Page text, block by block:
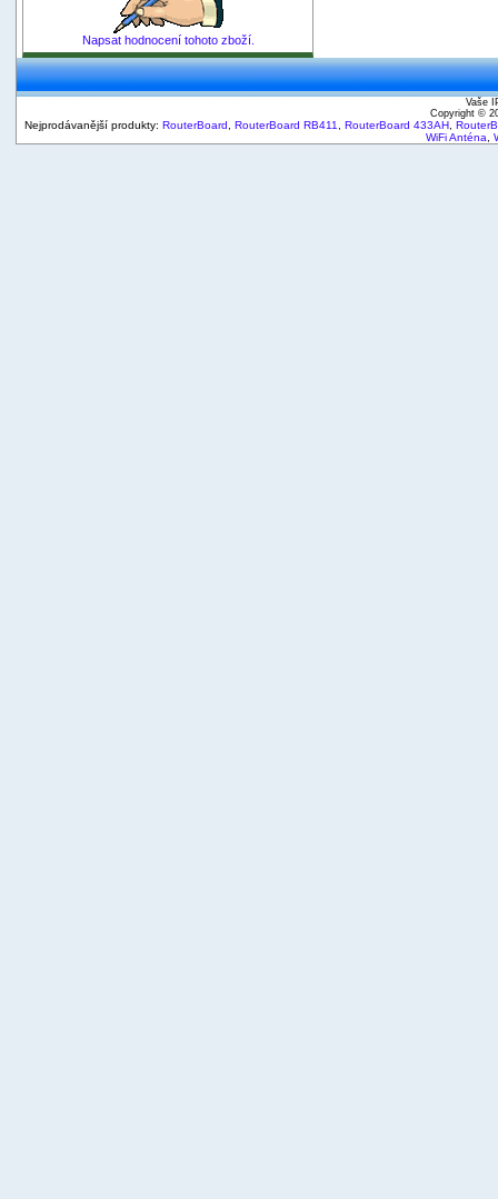
Napsat hodnocení tohoto zboží.
Vaše
Copyright ©
Nejprodávanější produkty: RouterBoard RouterBoard RB411 RouterBoard 433AH
WiFi Anténa